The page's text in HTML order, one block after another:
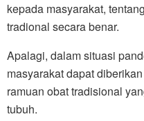
kepada masyarakat,
tradional secara benar.
Apalagi, dalam situasi
masyarakat dapat
ramuan obat tradisional
tubuh.